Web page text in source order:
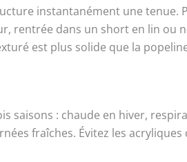
instantanément une tenue.
rentrée dans un short en lin ou
est plus solide que la
saisons : chaude en hiver,
fraîches. Évitez les